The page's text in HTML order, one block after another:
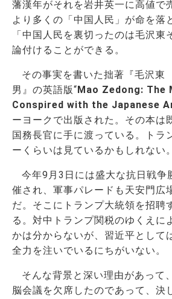
藩漢年がそれを岩井英一に高値で
より多くの「中国人民」が命を落
「中国人民を裏切ったのは毛沢東
論付けることができる。
その事実を書いた拙著『毛沢
男』の英語版“Mao Zedong: The
Conspired with the Japanese
ーヨークで出版された。その本は
国務長官に手に渡っている。トラ
ーくらいは見ているかもしれない。
今年9月3日には盛大な抗日戦争
催され、軍事パレードも天安門広
だ。そこにトランプ大統領を招聘
る。対中トランプ関税のゆくえに
かは分からないが、習近平として
全力を注いでいるにちがいない。
そんな背景と深い理由があって
脳会議を欠席したのであって、決